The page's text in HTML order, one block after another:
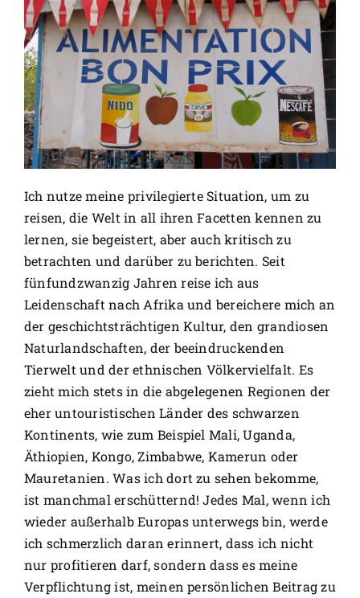
Ich nutze meine privilegierte Situation, um zu
reisen, die Welt in all ihren Facetten kennen zu
lernen, sie begeistert, aber auch kritisch zu
betrachten und darüber zu berichten. Seit
fünfundzwanzig Jahren reise ich aus
Leidenschaft nach Afrika und bereichere mich an
der geschichtsträchtigen Kultur, den grandiosen
Naturlandschaften, der beeindruckenden
Tierwelt und der ethnischen Völkervielfalt. Es
zieht mich stets in die abgelegenen Regionen der
eher untouristischen Länder des schwarzen
Kontinents, wie zum Beispiel Mali, Uganda,
Äthiopien, Kongo, Zimbabwe, Kamerun oder
Mauretanien. Was ich dort zu sehen bekomme,
ist manchmal erschütternd! Jedes Mal, wenn ich
wieder außerhalb Europas unterwegs bin, werde
ich schmerzlich daran erinnert, dass ich nicht
nur profitieren darf, sondern dass es meine
Verpflichtung ist, meinen persönlichen Beitrag zu